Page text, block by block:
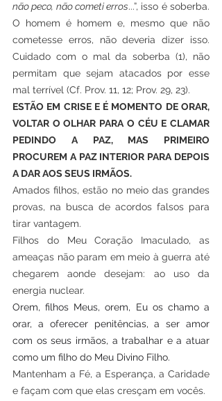
não peco, não cometi erros...”, isso é soberba.
O homem é homem e, mesmo que não
cometesse erros, não deveria dizer isso.
Cuidado com o mal da soberba (1), não
permitam que sejam atacados por esse
mal terrível (Cf. Prov. 11, 12; Prov. 29, 23).
ESTÃO EM CRISE E É MOMENTO DE ORAR,
VOLTAR O OLHAR PARA O CÉU E CLAMAR
PEDINDO A PAZ, MAS PRIMEIRO
PROCUREM A PAZ INTERIOR PARA DEPOIS
A DAR AOS SEUS IRMÃOS.
Amados filhos, estão no meio das grandes
provas, na busca de acordos falsos para
tirar vantagem.
Filhos do Meu Coração Imaculado, as
ameaças não param em meio à guerra até
chegarem aonde desejam: ao uso da
energia nuclear.
Orem, filhos Meus, orem, Eu os chamo a
orar, a oferecer penitências, a ser amor
com os seus irmãos, a trabalhar e a atuar
como um filho do Meu Divino Filho.
Mantenham a Fé, a Esperança, a Caridade
e façam com que elas cresçam em vocês.